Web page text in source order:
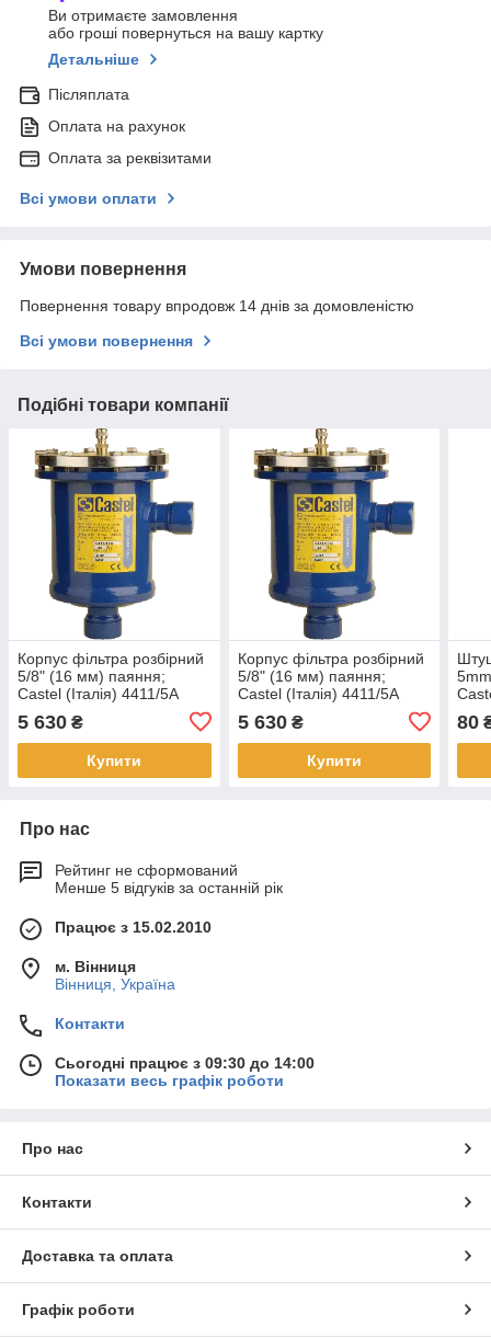
Ви отримаєте замовлення
або гроші повернуться на вашу картку
Детальніше
Післяплата
Оплата на рахунок
Оплата за реквізитами
Всі умови оплати
Умови повернення
Повернення товару впродовж 14 днів за домовленістю
Всі умови повернення
Подібні товари компанії
Корпус фільтра розбірний
5/8" (16 мм) паяння;
Castel (Італія) 4411/5A
5 630 ₴
Купити
Корпус фільтра розбірний
5/8" (16 мм) паяння;
Castel (Італія) 4411/5A
5 630₴
Купити
80
Про нас
Рейтинг не сформований
Менше 5 відгуків за останній рік
Працює з 15.02.2010
м. Вінниця
Вінниця, Україна
Контакти
Сьогодні працює з 09:30 до 14:00
Показати весь графік роботи
Про нас
Контакти
Доставка та оплата
Графік роботи